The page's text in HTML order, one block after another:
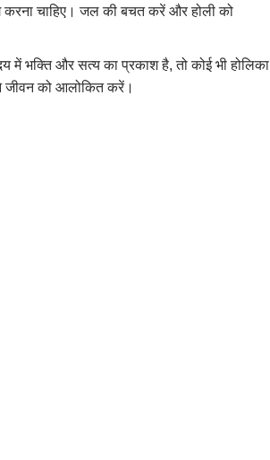
करना चाहिए। जल की बचत करें और होली को
में भक्ति और सत्य का प्रकाश है, तो कोई भी होलिका
जीवन को आलोकित करें।